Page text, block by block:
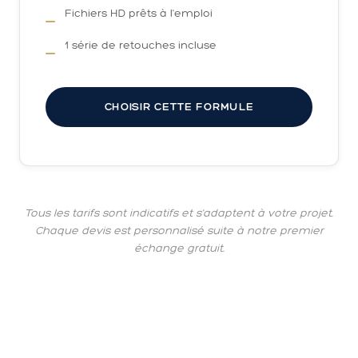
Fichiers HD prêts à l'emploi
1 série de retouches incluse
CHOISIR CETTE FORMULE
Tous les tarifs sont indicatifs et s'adaptent à votre projet.
Chaque devis est personnalisé suite à notre premier
échange gratuit.